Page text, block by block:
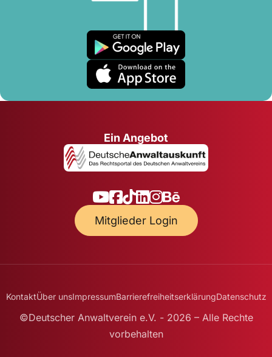
Ein Angebot
Mitglieder Login
KontaktÜber unsImpressumBarrierefreiheitserklärungDatenschutz
©Deutscher Anwaltverein e.V. - 2026 – Alle Rechte
vorbehalten